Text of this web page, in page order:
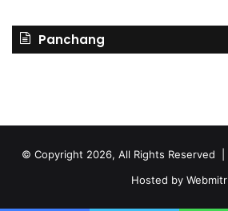
Panchang
© Copyright 2026, All Rights Reserved |
Hosted by Webmitr